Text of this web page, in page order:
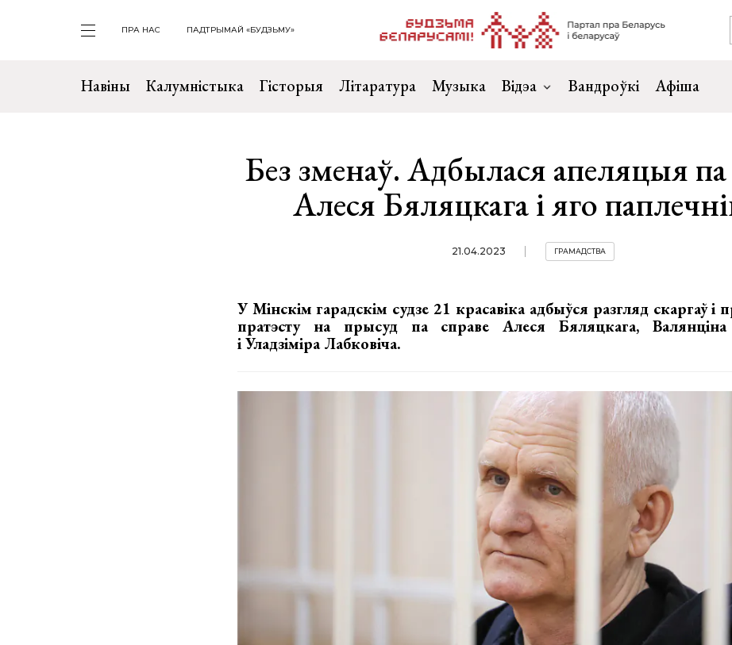
ПРА НАС ПАДТРЫМАЙ «БУДЗЬМУ»
Навіны Калумністыка Гісторыя Літаратура Музыка Відэа Вандроўкі Афіша
Без зменаў. Адбылася апеляцыя па
Алеся Бяляцкага і яго
21.04.2023 ГРАМАДСТВА
У Мінскім гарадскім судзе 21 красавіка адбыўся разгляд скаргаў і
пратэсту на прысуд па справе Алеся Бяляцкага, Валянціна
і Уладзіміра Лабковіча.